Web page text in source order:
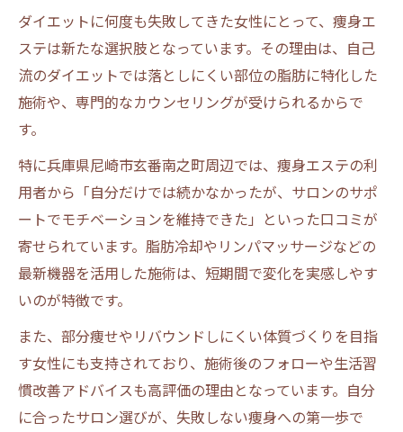
ダイエットに何度も失敗してきた女性にとって、痩身エ
ステは新たな選択肢となっています。その理由は、自己
流のダイエットでは落としにくい部位の脂肪に特化した
施術や、専門的なカウンセリングが受けられるからで
す。
特に兵庫県尼崎市玄番南之町周辺では、痩身エステの利
用者から「自分だけでは続かなかったが、サロンのサポ
ートでモチベーションを維持できた」といった口コミが
寄せられています。脂肪冷却やリンパマッサージなどの
最新機器を活用した施術は、短期間で変化を実感しやす
いのが特徴です。
また、部分痩せやリバウンドしにくい体質づくりを目指
す女性にも支持されており、施術後のフォローや生活習
慣改善アドバイスも高評価の理由となっています。自分
に合ったサロン選びが、失敗しない痩身への第一歩で